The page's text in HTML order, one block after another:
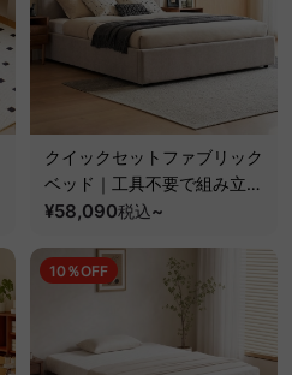
クイックセットファブリック
ベッド｜工具不要で組み立て
られるクッションベッドフレ
¥58,090税込~
10％OFF